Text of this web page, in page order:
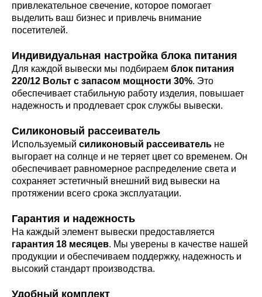
привлекательное свечение, которое помогает
выделить ваш бизнес и привлечь внимание
посетителей.
Индивидуальная настройка блока питания
Для каждой вывески мы подбираем блок питания
220/12 Вольт с запасом мощности 30%. Это
обеспечивает стабильную работу изделия, повышает
надежность и продлевает срок службы вывески.
Силиконовый рассеиватель
Используемый силиконовый рассеиватель не
выгорает на солнце и не теряет цвет со временем. Он
обеспечивает равномерное распределение света и
сохраняет эстетичный внешний вид вывески на
протяжении всего срока эксплуатации.
Гарантия и надежность
На каждый элемент вывески предоставляется
гарантия 18 месяцев. Мы уверены в качестве нашей
продукции и обеспечиваем поддержку, надежность и
высокий стандарт производства.
Удобный комплект